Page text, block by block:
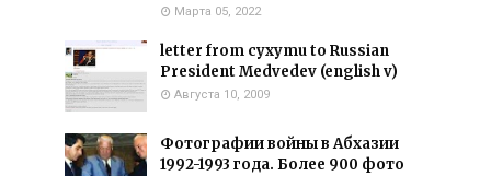
Марта 05, 2022
letter from cyxymu to Russian
President Medvedev (english v)
Августа 10, 2009
Фотографии войны в Абхазии
1992-1993 года. Более 900 фото